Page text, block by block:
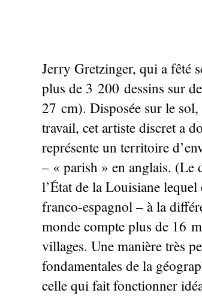
Jerry Gretzinger, qui a
plus de 3 200 dessins sur
27 cm). Disposée sur le
travail, cet artiste discret a
représente un territoire
– « parish » en anglais. (Le
l’État de la Louisiane lequel
franco-espagnol – à la
monde compte plus de 16
villages. Une manière très
fondamentales de la
celle qui fait fonctionner